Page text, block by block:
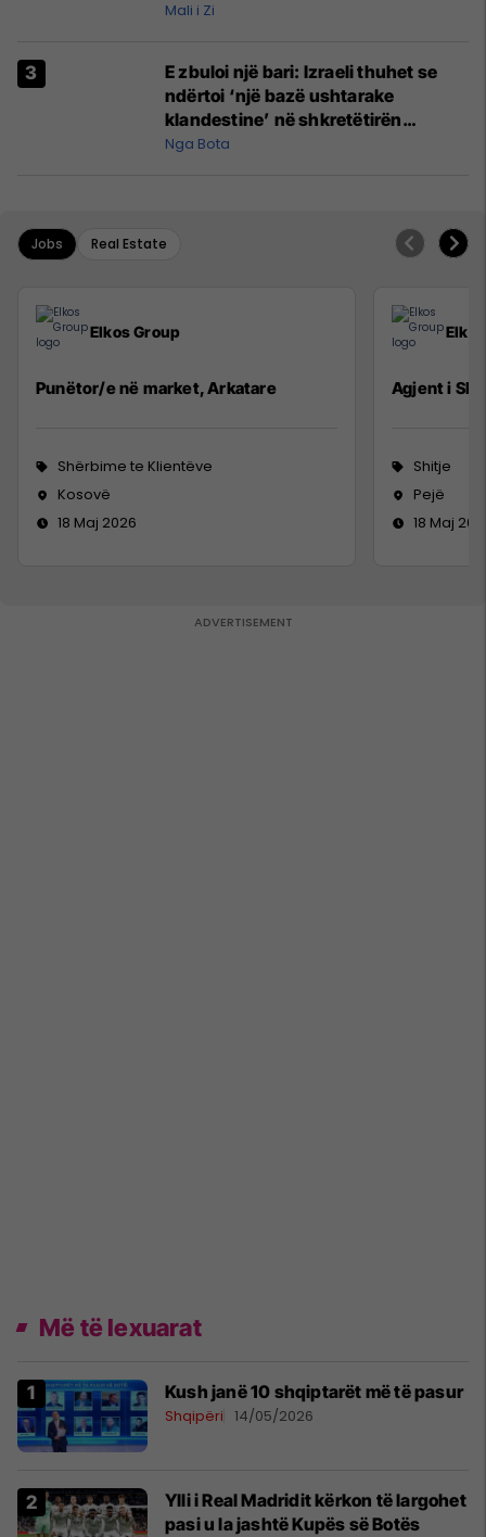
Mali i Zi
E zbuloi një bari: Izraeli thuhet se
ndërtoi ‘një bazë ushtarake
klandestine’ në shkretëtirën
irakiane për luftën me Iranin
Nga Bota
Jobs Real Estate
Elkos Group
Punëtor/e në market, Arkatare
Shërbime te Klientëve
Kosovë
18 Maj 2026
Agjent i
Shitje
Pejë
18 Maj
Më të lexuarat
Kush janë 10 shqiptarët më të pasur
Shqipëri 14/05/2026
Ylli i Real Madridit kërkon të largohet
pasi u la jashtë Kupës së Botës